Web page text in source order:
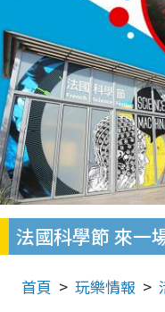
法國科學節 來
首頁 玩樂情報